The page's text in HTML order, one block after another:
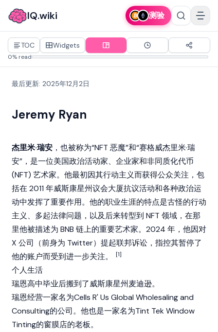
IQ.wiki 测验
TOC Widgets
0% read
最后更新: 2025年12月2日
Jeremy Ryan
杰里米·瑞安 ，也被称为“NFT 恶魔”和“赛格威杰里米·瑞
安”，是一位美国政治活动家、企业家和非同质化代币
(NFT) 艺术家。他最初因其行动主义而获得公众关注，包
括在 2011 年威斯康星州议会大厦抗议活动和各种政治运
动中发挥了重要作用。他的职业生涯的特点是古怪的行动
主义、多起法律问题，以及后来转型到 NFT 领域，在那
里他被描述为 BNB 链上的重要艺术家。2024 年，他因对
X 公司（前身为 Twitter）提起联邦诉讼，指控其暂停了
他的账户而受到进一步关注。
[1]
个人生活
瑞恩高中毕业后搬到了威斯康星州麦迪逊。
瑞恩经营一家名为Cells R' Us Global Wholesaling and
Consulting的公司。他也是一家名为Tint Tek Window
Tinting的窗膜店的老板。